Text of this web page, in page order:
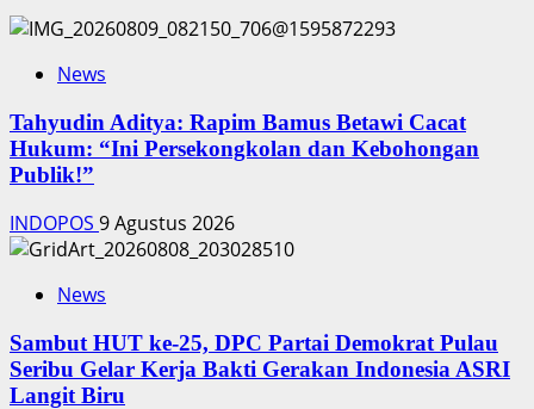
News
‎Tahyudin Aditya: Rapim Bamus Betawi Cacat
Hukum: “Ini Persekongkolan dan Kebohongan
Publik!”
INDOPOS 9 Agustus 2026
News
‎Sambut HUT ke-25, DPC Partai Demokrat Pulau
Seribu Gelar Kerja Bakti Gerakan Indonesia ASRI
Langit Biru